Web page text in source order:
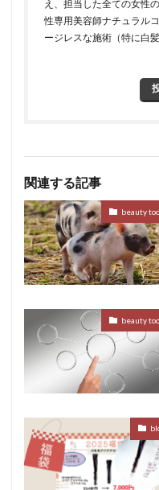
え、担当した全ての女性
性専用美容師 ​ ​ナチュラル
ージレスな施術（特に白
関連する記事
beauty
beauty